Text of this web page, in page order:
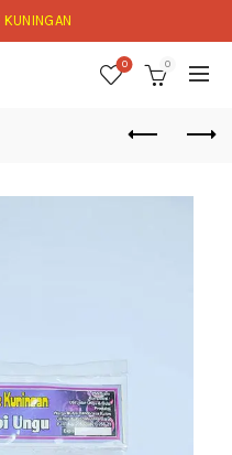
KUNINGAN
0 0